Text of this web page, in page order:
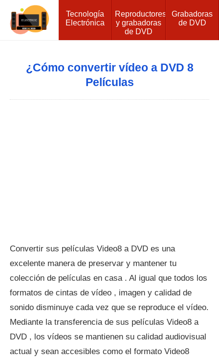
Tecnología
Electrónica
Reproductores
y grabadoras
de DVD
Grabadoras
de DVD
¿Cómo convertir vídeo a DVD 8
Películas
Convertir sus películas Video8 a DVD es una
excelente manera de preservar y mantener tu
colección de películas en casa . Al igual que todos los
formatos de cintas de vídeo , imagen y calidad de
sonido disminuye cada vez que se reproduce el vídeo.
Mediante la transferencia de sus películas Video8 a
DVD , los vídeos se mantienen su calidad audiovisual
actual y sean accesibles como el formato Video8